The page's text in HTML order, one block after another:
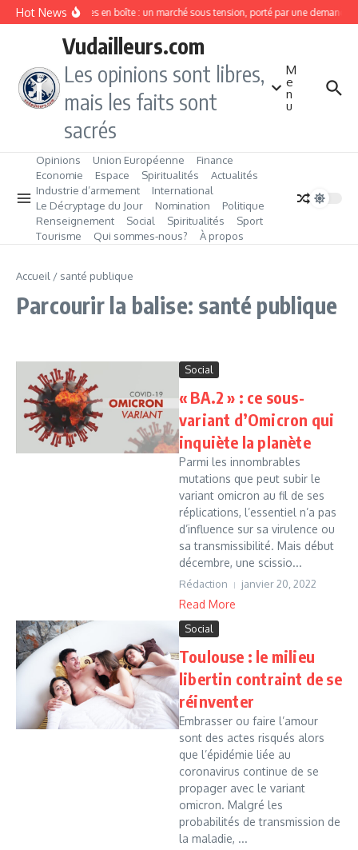
Aller au contenu
Hot NewsSardines en boîte : un marché sous tension, porté par une demande
Vudailleurs.com
Les opinions sont libres,
mais les faits sont
sacrés
M
e
n
u
Opinions Union Européenne
Finance
Economie
Espace Spiritualités
Actualités
Industrie d’armement
International
Le Décryptage du Jour
Nomination
Politique
Renseignement
Social Spiritualités
Sport
Tourisme
Qui sommes‑nous? À propos
Accueil / santé publique
Parcourir la balise: santé publique
Social
« BA.2 » : ce sous-
variant d’Omicron qui
inquiète la planète
Parmi les innombrables
mutations que peut subir le
variant omicron au fil de ses
réplications, l’essentiel n’a pas
d’influence sur sa virulence ou
sa transmissibilité. Mais début
décembre, une scissio...
Rédaction janvier 20, 2022
Read More
Social
Toulouse : le milieu
libertin contraint de se
réinventer
Embrasser ou faire l’amour
sont des actes risqués alors
que l’épidémie liée au
coronavirus continue de se
propager avec le variant
omicron. Malgré les
probabilités de transmission de
la maladie, ...